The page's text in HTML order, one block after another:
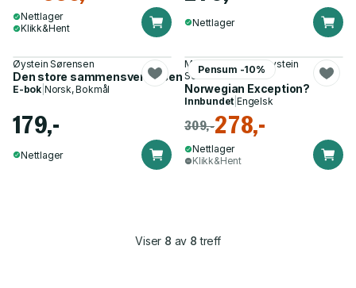
Nettlager
Klikk&Hent
Nettlager
Øystein Sørensen
Den store sammensvergelsen
E-bok Norsk, Bokmål
179,-
Nettlager
Pensum -10%
Mathilde Fasting, Øystein
Sorensen
Norwegian Exception?
Innbundet |Engelsk
309,-278,-
Nettlager
Klikk&Hent
Viser 8 av 8 treff